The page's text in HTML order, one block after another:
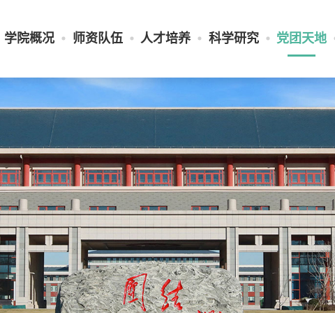
学院概况 师资队伍 人才培养 科学研究 党团天地